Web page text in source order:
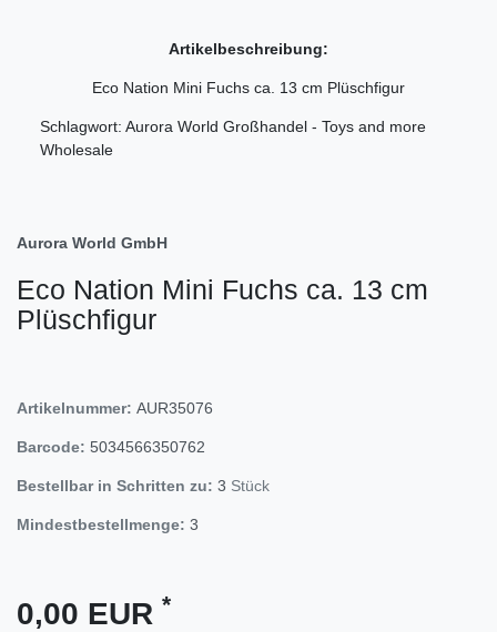
Artikelbeschreibung:
Eco Nation Mini Fuchs ca. 13 cm Plüschfigur
Schlagwort: Aurora World Großhandel - Toys and more
Wholesale
Aurora World GmbH
Eco Nation Mini Fuchs ca. 13 cm
Plüschfigur
Artikelnummer: AUR35076
Barcode: 5034566350762
Bestellbar in Schritten zu: 3 Stück
Mindestbestellmenge: 3
0,00 EUR *